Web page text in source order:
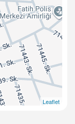
Leaflet